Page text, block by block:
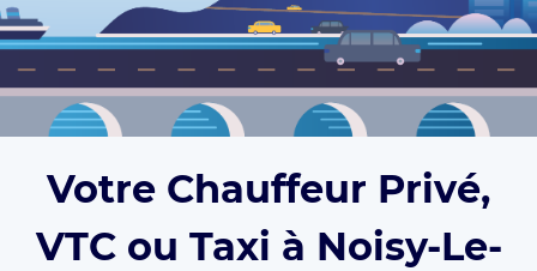
Votre Chauffeur Privé,
VTC ou Taxi à Noisy-Le-